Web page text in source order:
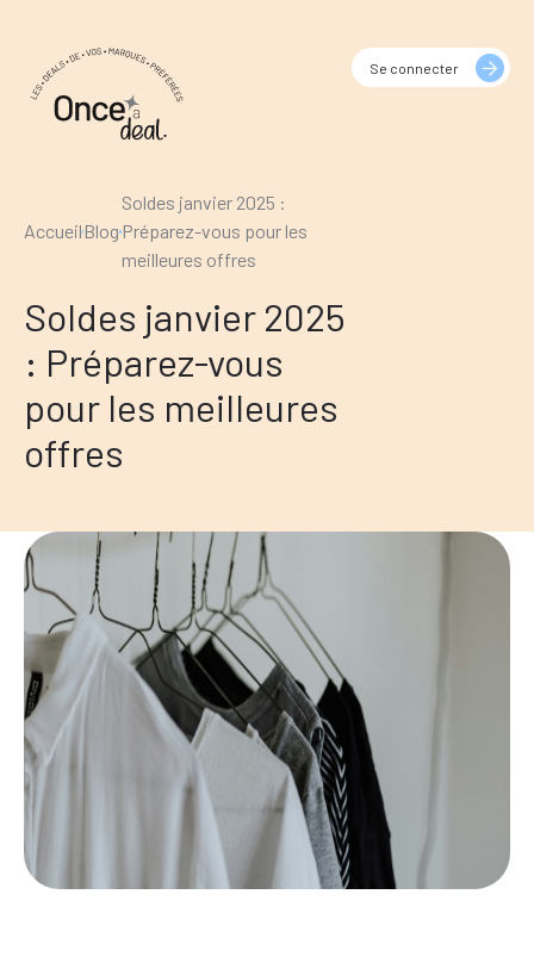
Accueil Blog
Soldes janvier 2025 :
Préparez-vous pour les
meilleures offres
Soldes janvier 2025
: Préparez-vous
pour les meilleures
offres
Se connecter